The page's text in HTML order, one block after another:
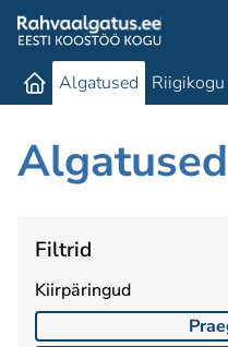
Algatused Riigikogu
Algatused
Filtrid
Kiirpäringud